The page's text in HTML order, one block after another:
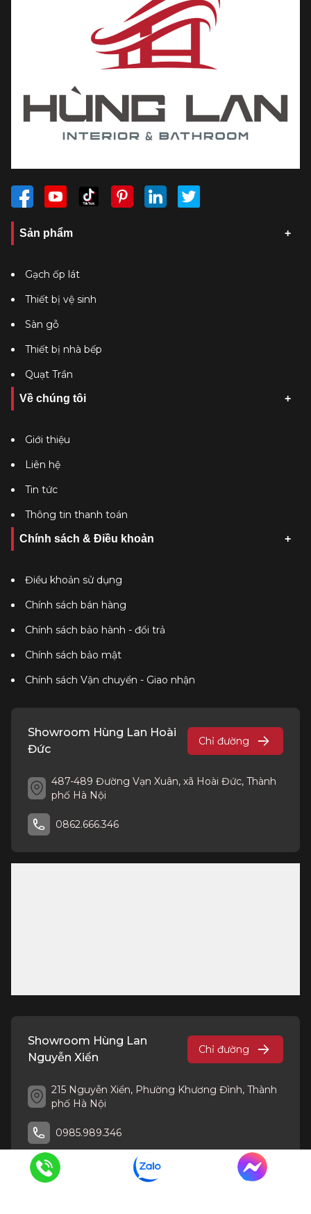
Sản phẩm
Gạch ốp lát
Thiết bị vệ sinh
Sàn gỗ
Thiết bị nhà bếp
Quạt Trần
Về chúng tôi
Giới thiệu
Liên hệ
Tin tức
Thông tin thanh toán
Chính sách & Điều khoản
Điều khoản sử dụng
Chính sách bán hàng
Chính sách bảo hành - đổi trả
Chính sách bảo mật
Chính sách Vận chuyển - Giao nhận
Showroom Hùng Lan Hoài
Đức
Chỉ đường
487-489 Đường Vạn Xuân, xã Hoài Đức, Thành
phố Hà Nội
0862.666.346
Showroom Hùng Lan
Nguyễn Xiển
Chỉ đường
215 Nguyễn Xiển, Phường Khương Đình, Thành
phố Hà Nội
0985.989.346